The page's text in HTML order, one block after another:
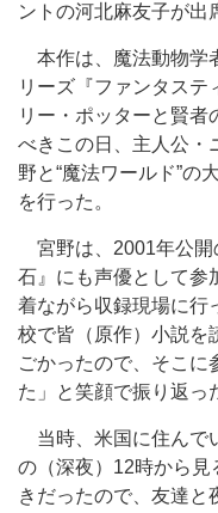
ントの河北麻友子が出
本作は、魔法動物学
リーズ『ファンタステ
リー・ポッターと賢者
べきこの日、主人公・
野と“魔法ワールド”の
を行った。
宮野は、2001年公開
石』にも声優として参
着ながら収録現場に行
校で皆（原作）小説を
ごかったので、そこに
た」と笑顔で振り返っ
当時、米国に住んで
の（深夜）12時から
きだったので、友達と